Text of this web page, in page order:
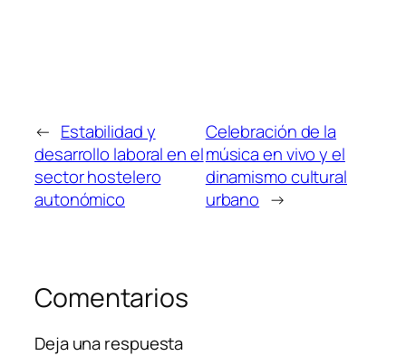
← Estabilidad y
desarrollo laboral en el
sector hostelero
autonómico
Celebración de la
música en vivo y el
dinamismo cultural
urbano →
Comentarios
Deja una respuesta